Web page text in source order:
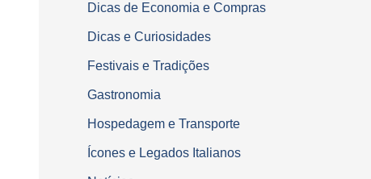
Dicas de Economia e Compras
Dicas e Curiosidades
Festivais e Tradições
Gastronomia
Hospedagem e Transporte
Ícones e Legados Italianos